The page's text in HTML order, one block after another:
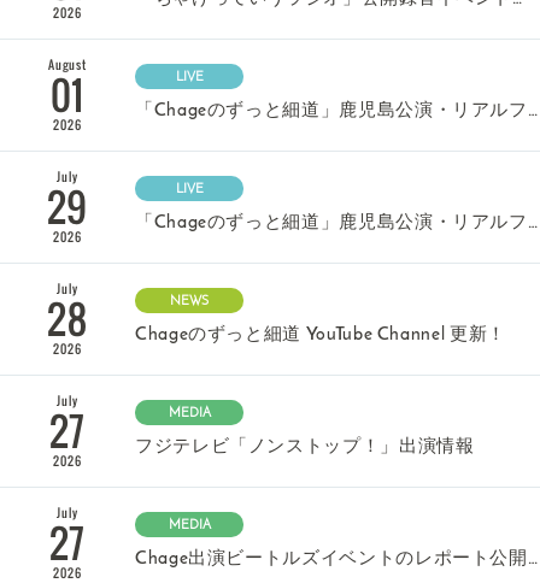
2026
August
01
2026
LIVE
「Chageのずっと細道」鹿児島公演・リアルファンミーティング 振替日程決定のお知らせ
July
29
2026
LIVE
「Chageのずっと細道」鹿児島公演・リアルファンミーティング開催見送りのお知らせ
July
28
2026
NEWS
Chageのずっと細道 YouTube Channel 更新！
July
27
2026
MEDIA
フジテレビ「ノンストップ！」出演情報
July
27
2026
MEDIA
Chage出演ビートルズイベントのレポート公開！